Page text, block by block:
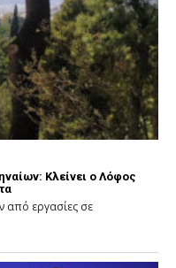
Κλείνει ο Λόφος
από εργασίες σε